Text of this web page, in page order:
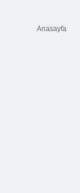
Anasayfa